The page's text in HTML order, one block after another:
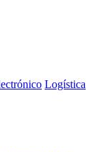
Logística